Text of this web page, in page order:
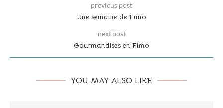
previous post
Une semaine de Fimo
next post
Gourmandises en Fimo
YOU MAY ALSO LIKE